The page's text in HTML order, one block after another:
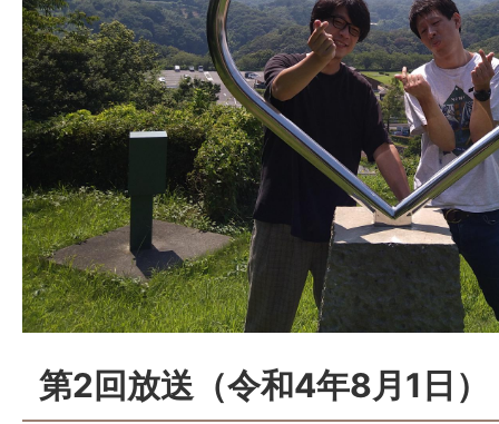
第2回放送（令和4年8月1日）